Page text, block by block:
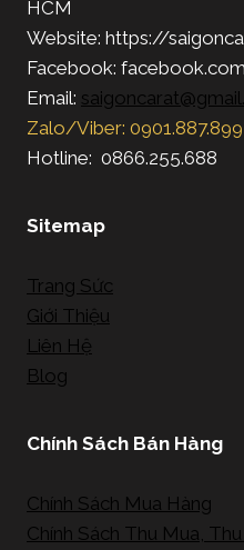
HCM
Website: https://
Facebook:
Email:
Zalo/Viber: 0901.887.899
Hotline: 0866.255.688
Sitemap
Trang Sức
Giới Thiệu
Liên Hệ
Blog
Chính Sách Bán Hàng
Chính Sách Mua Hàng
Chính Sách Thu Mua,